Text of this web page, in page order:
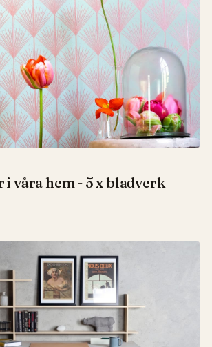
våra hem - 5 x bladverk